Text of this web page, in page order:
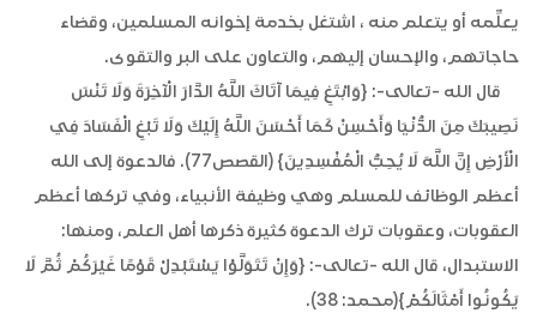
يعلِّمه أو يتعلم منه ، اشتغل بخدمة إخوانه المسلمين، وقضاء
حاجاتهم، والإحسان إليهم، والتعاون على البر والتقوى.
قال الله -تعالى-: {وَابْتَغِ فِيمَا آتَاكَ اللَّهُ الدَّارَ الْآخِرَةَ وَلَا تَنْسَ
نَصِيبَكَ مِنَ الدُّنْيَا وَأَحْسِنْ كَمَا أَحْسَنَ اللَّهُ إِلَيْكَ وَلَا تَبْغِ الْفَسَادَ فِي
الْأَرْضِ إِنَّ اللَّهَ لَا يُحِبُّ الْمُفْسِدِينَ} (القصص77). فالدعوة إلى الله
أعظم الوظائف للمسلم وهي وظيفة الأنبياء، وفي تركها أعظم
العقوبات، وعقوبات ترك الدعوة كثيرة ذكرها أهل العلم، ومنها:
الاستبدال، قال الله -تعالى-: {وَإِنْ تَتَوَلَّوْا يَسْتَبْدِلْ قَوْمًا غَيْرَكُمْ ثُمَّ لَا
يَكُونُوا أَمْثَالَكُمْ}(محمد: 38).